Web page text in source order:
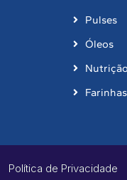
Pulses
Óleos
Política de Privacidade